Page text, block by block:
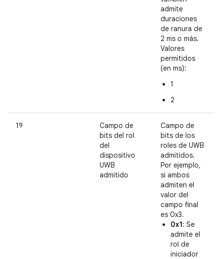
admite
duraciones
de ranura de
2 ms o más.
Valores
permitidos
(en ms):
1
2
19
Campo de
bits del rol
del
dispositivo
UWB
admitido
Campo de
bits de los
roles de UWB
admitidos.
Por ejemplo,
si ambos
admiten el
valor del
campo final
es 0x3.
0x1: Se
admite el
rol de
iniciador